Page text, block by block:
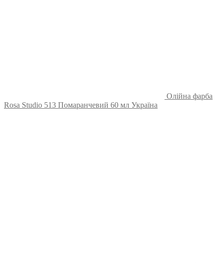
Олійна фарба
Rosa Studio 513 Помаранчевий 60 мл Україна